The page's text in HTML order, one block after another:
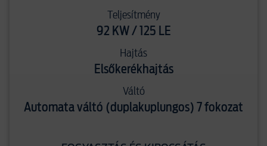
Teljesítmény
92 KW / 125 LE
Hajtás
Elsőkerékhajtás
Váltó
Automata váltó (duplakuplungos) 7 fokozat